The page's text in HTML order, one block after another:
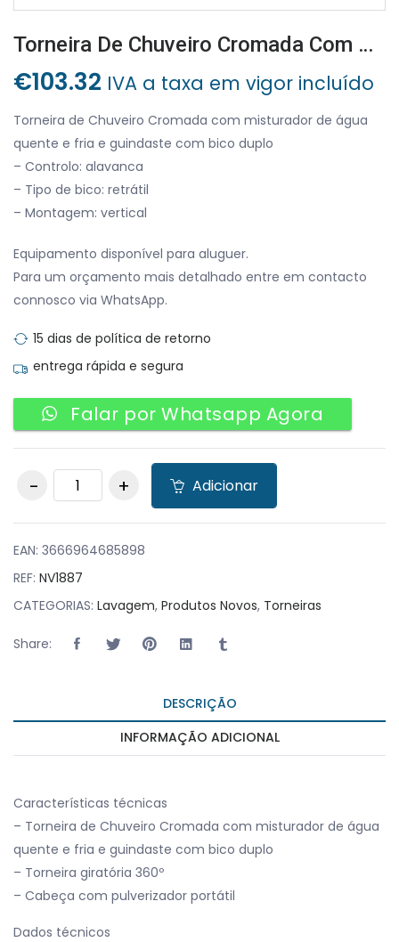
Torneira De Chuveiro Cromada Com Misturador De Água Quente E Fria E Guindaste Com Bico Duplo
€103.32 IVA a taxa em vigor incluído
Torneira de Chuveiro Cromada com misturador de água
quente e fria e guindaste com bico duplo
– Controlo: alavanca
– Tipo de bico: retrátil
– Montagem: vertical
Equipamento disponível para aluguer.
Para um orçamento mais detalhado entre em contacto
connosco via WhatsApp.
15 dias de política de retorno
entrega rápida e segura
Falar por Whatsapp Agora
Torneira de
Chuveiro Cromada
guindaste com bico
duplo quantity
Adicionar
EAN: 3666964685898
REF: NV1887
CATEGORIAS: Lavagem, Produtos Novos, Torneiras
Share:
DESCRIÇÃO
INFORMAÇÃO ADICIONAL
Características técnicas
– Torneira de Chuveiro Cromada com misturador de água
quente e fria e guindaste com bico duplo
– Torneira giratória 360º
– Cabeça com pulverizador portátil
Dados técnicos